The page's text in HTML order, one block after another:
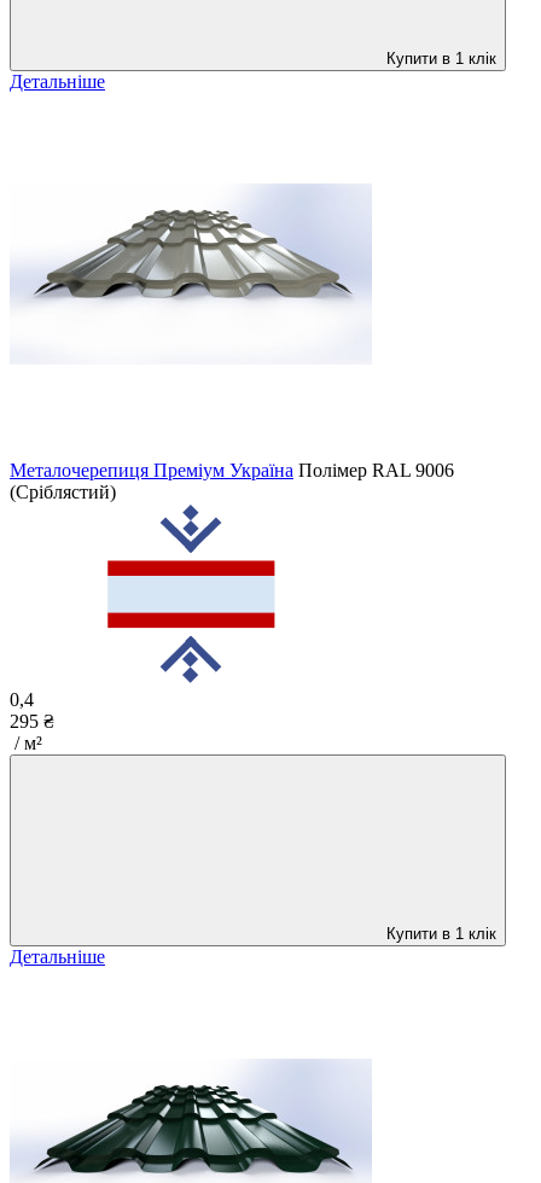
Купити в 1 клік
Детальніше
Металочерепиця Преміум Україна Полімер RAL 9006
(Сріблястий)
0,4
295 ₴
/ м²
Купити в 1 клік
Детальніше